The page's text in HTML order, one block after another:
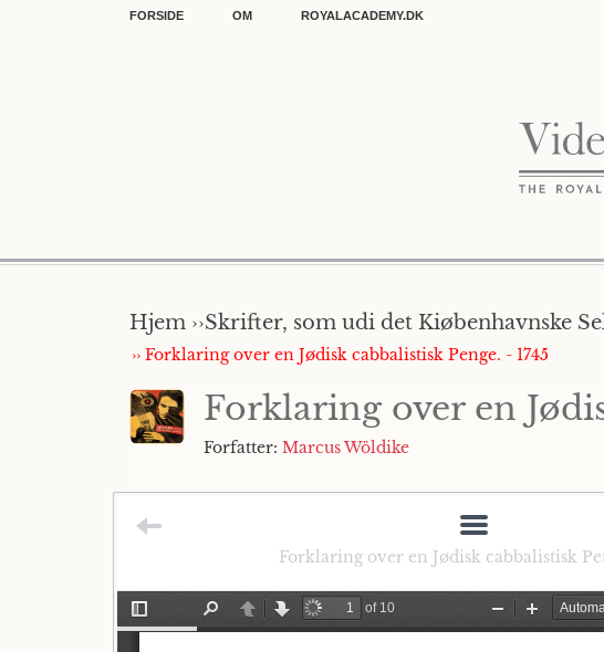
FORSIDE OM ROYALACADEMY.DK
Hjem ››Skrifter, som udi det Kiøbenhavnske
›› Forklaring over en Jødisk cabbalistisk Penge. - 1745
Forklaring over en
Forfatter: Marcus Wöldike
Forklaring over en Jødisk cabbalistisk